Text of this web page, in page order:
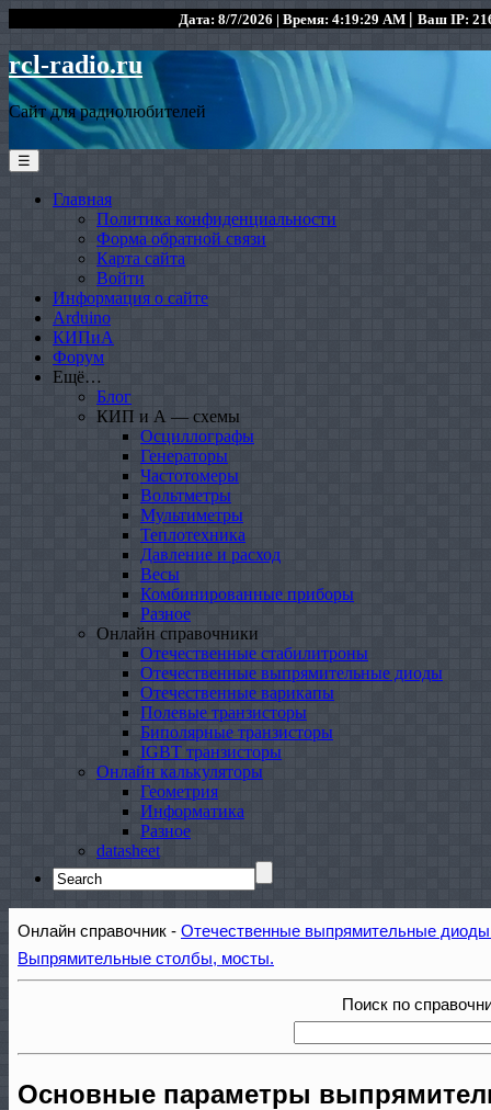
Дата: 8/7/2026 | Время: 4:19:29 AM | Ваш IP:
rcl-radio.ru
Сайт для радиолюбителей
☰
Главная
Политика конфиденциальности
Форма обратной связи
Карта сайта
Войти
Информация о сайте
Arduino
КИПиА
Форум
Ещё…
Блог
КИП и А — схемы
Осциллографы
Генераторы
Частотомеры
Вольтметры
Мультиметры
Теплотехника
Давление и расход
Весы
Комбинированные приборы
Разное
Онлайн справочники
Отечественные стабилитроны
Отечественные выпрямительные диоды
Отечественные варикапы
Полевые транзисторы
Биполярные транзисторы
IGBT транзисторы
Онлайн калькуляторы
Геометрия
Информатика
Разное
datasheet
Search
for:
Онлайн справочник - Отечественные выпрямительные
Выпрямительные столбы, мосты.
Поиск по
Основные параметры